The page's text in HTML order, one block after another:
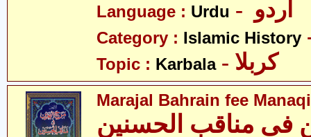
Language : Urdu
Category : Islamic History
Topic : Karbala - کربلا
Marajal Bahrain fee
فی مناقب الحسنین